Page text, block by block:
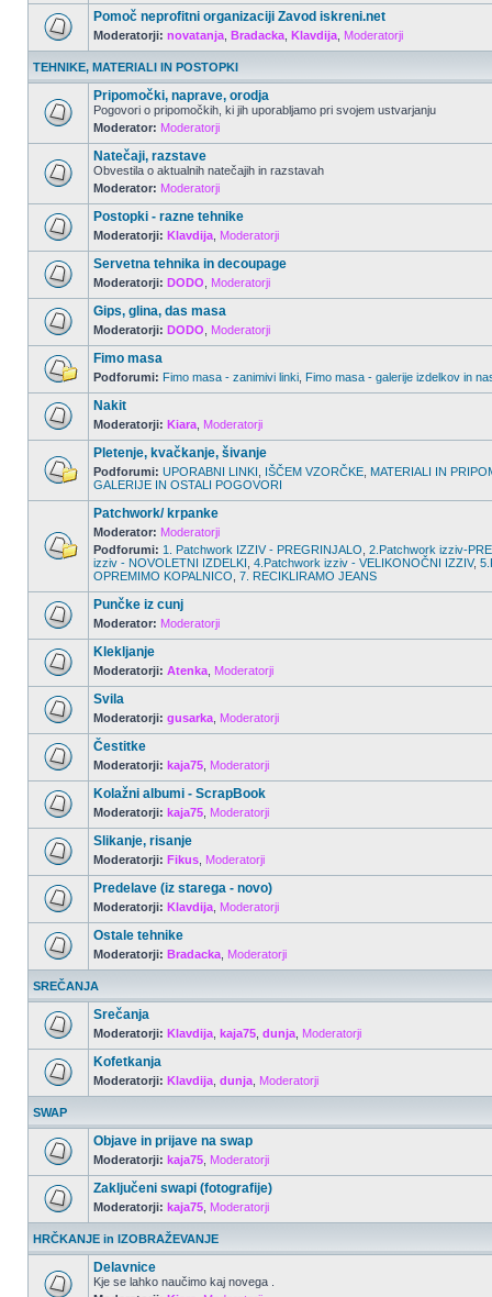
Pomoč neprofitni organizaciji Zavod iskreni.net
Moderatorji: novatanja Bradacka Klavdija Moderatorji
TEHNIKE, MATERIALI IN POSTOPKI
Pripomočki, naprave, orodja
Pogovori o pripomočkih, ki jih uporabljamo pri svojem ustvarjanju
Moderator: Moderatorji
Natečaji, razstave
Obvestila o aktualnih natečajih in razstavah
Moderator: Moderatorji
Postopki - razne tehnike
Moderatorji: Klavdija Moderatorji
Servetna tehnika in decoupage
Moderatorji: DODO Moderatorji
Gips, glina, das masa
Moderatorji: DODO Moderatorji
Fimo masa
Podforumi: Fimo masa - zanimivi linki Fimo masa - galerije izdelkov in
Nakit
Moderatorji: Kiara Moderatorji
Pletenje, kvačkanje, šivanje
Podforumi: UPORABNI LINKI IŠČEM VZORČKE MATERIALI IN
GALERIJE IN OSTALI POGOVORI
Patchwork/ krpanke
Moderator: Moderatorji
Podforumi: 1. Patchwork IZZIV - PREGRINJALO 2.Patchwork izziv-
izziv - NOVOLETNI IZDELKI 4.Patchwork izziv - VELIKONOČNI IZZIV,
OPREMIMO KOPALNICO 7. RECIKLIRAMO JEANS
Punčke iz cunj
Moderator: Moderatorji
Klekljanje
Moderatorji: Atenka Moderatorji
Svila
Moderatorji: gusarka Moderatorji
Čestitke
Moderatorji: kaja75 Moderatorji
Kolažni albumi - ScrapBook
Moderatorji: kaja75 Moderatorji
Slikanje, risanje
Moderatorji: Fikus Moderatorji
Predelave (iz starega - novo)
Moderatorji: Klavdija Moderatorji
Ostale tehnike
Moderatorji: Bradacka Moderatorji
SREČANJA
Srečanja
Moderatorji: Klavdija kaja75 dunja Moderatorji
Kofetkanja
Moderatorji: Klavdija dunja Moderatorji
SWAP
Objave in prijave na swap
Moderatorji: kaja75 Moderatorji
Zaključeni swapi (fotografije)
Moderatorji: kaja75 Moderatorji
HRČKANJE in IZOBRAŽEVANJE
Delavnice
Kje se lahko naučimo kaj novega .